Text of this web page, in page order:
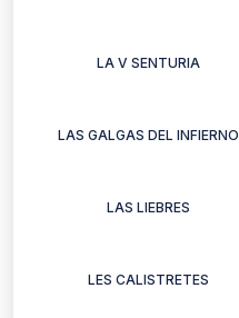
LA V SENTURIA
LAS GALGAS DEL INFIERNO
LAS LIEBRES
LES CALISTRETES